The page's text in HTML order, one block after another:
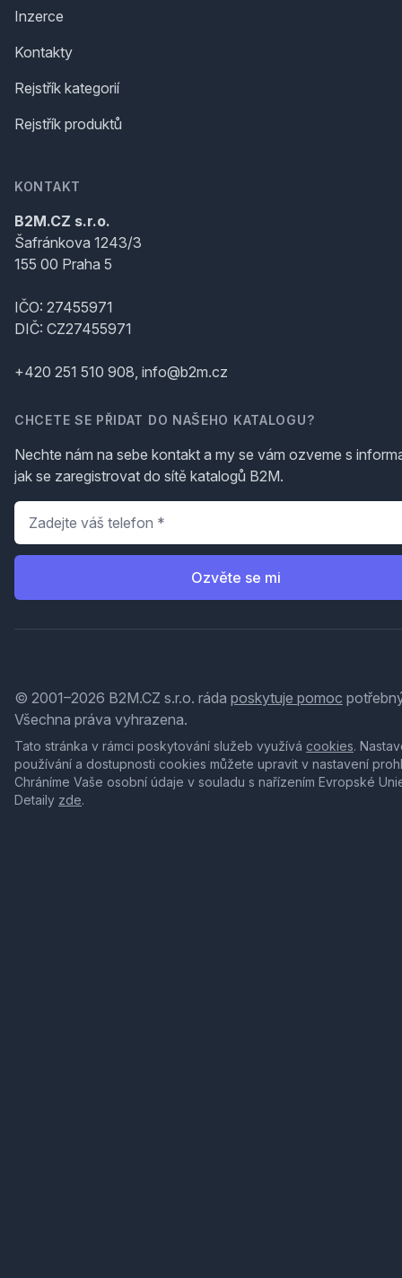
Inzerce
Kontakty
Rejstřík kategorií
Rejstřík produktů
KONTAKT
B2M.CZ s.r.o.
Šafránkova 1243/3
155 00 Praha 5
IČO: 27455971
DIČ: CZ27455971
+420 251 510 908, info@b2m.cz
CHCETE SE PŘIDAT DO NAŠEHO KATALOGU?
Nechte nám na sebe kontakt a my se vám ozveme s
jak se zaregistrovat do sítě katalogů B2M.
Telefon
Ozvěte se mi
© 2001–2026 B2M.CZ s.r.o. ráda poskytuje pomoc
Všechna práva vyhrazena.
Tato stránka v rámci poskytování služeb využívá cookies.
používání a dostupnosti cookies můžete upravit v nastavení
Chráníme Vaše osobní údaje v souladu s nařízením Evropské
Detaily zde.